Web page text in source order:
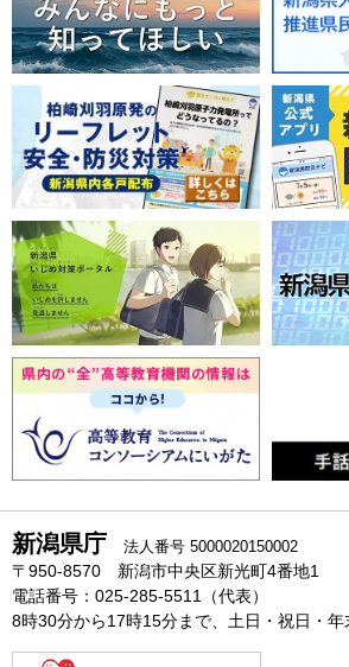
新潟県庁 法人番号 5000020150002
〒950-8570 新潟市中央区新光町4番地1
電話番号：025-285-5511（代表）
8時30分から17時15分まで、土日・祝日・年